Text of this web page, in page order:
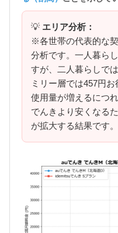
💡 エリア分析：
※各世帯の代表的な
分析です。一人暮ら
すが、二人暮らしで
ミリー層では457円
使用量が増えるにつ
でんきより安くなる
が拡大する結果です。